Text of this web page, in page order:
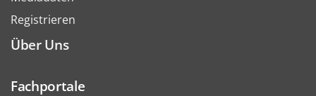
Registrieren
Über Uns
Fachportale